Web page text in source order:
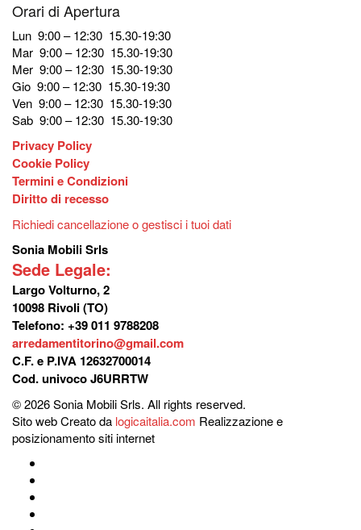
Orari di Apertura
Lun 9:00 – 12:30 15.30-19:30
Mar 9:00 – 12:30 15.30-19:30
Mer 9:00 – 12:30 15.30-19:30
Gio 9:00 – 12:30 15.30-19:30
Ven 9:00 – 12:30 15.30-19:30
Sab 9:00 – 12:30 15.30-19:30
Privacy Policy
Cookie Policy
Termini e Condizioni
Diritto di recesso
Richiedi cancellazione o gestisci i tuoi dati
Sonia Mobili Srls
Sede Legale:
Largo Volturno, 2
10098 Rivoli (TO)
Telefono: +39 011 9788208
arredamentitorino@gmail.com
C.F. e P.IVA 12632700014
Cod. univoco J6URRTW
© 2026 Sonia Mobili Srls. All rights reserved.
Sito web Creato da logicaitalia.com Realizzazione e
posizionamento siti internet